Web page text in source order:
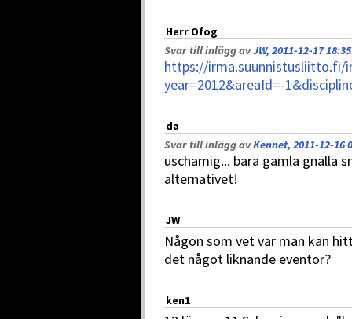
Herr Ofog
Svar till inlägg avJW, 2011-12-17 18:35
https://irma.suunnistusliitto.fi/
year=2012&areaId=-
da
Svar till inlägg avKennet, 2011-12-16
uschamig... bara gamla gnälla
alternativet!
JW
Någon som vet var man kan
det något liknande eventor?
ken1